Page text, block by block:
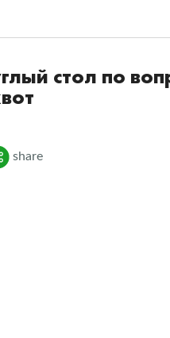
стол по
Поделиться
share